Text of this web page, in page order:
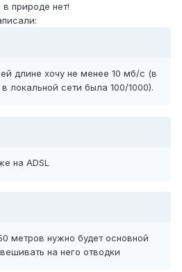
природе нет!
длине хочу не менее 10 мб/с (в
локальной сети была 100/1000).
на ADSL
метров нужно будет основной
на него отводки